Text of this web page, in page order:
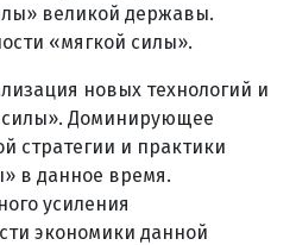
великой державы.
«мягкой силы».
новых технологий и
силы». Доминирующее
стратегии и практики
в данное время.
усиления
экономики данной